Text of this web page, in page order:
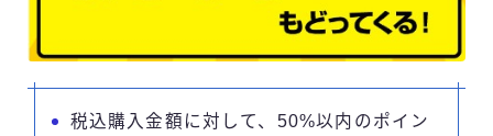
税込購入金額に対して、50%以内のポイン